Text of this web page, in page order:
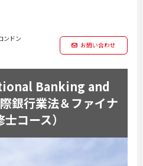
ンドン
お問い合わせ
Banking and
銀行業法＆ファイナ
コース）